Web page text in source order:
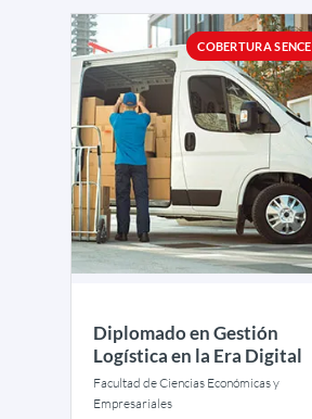
COBERTURA SENCE
Diplomado en Gestión
Logística en la Era Digital
Facultad de Ciencias Económicas y
Empresariales